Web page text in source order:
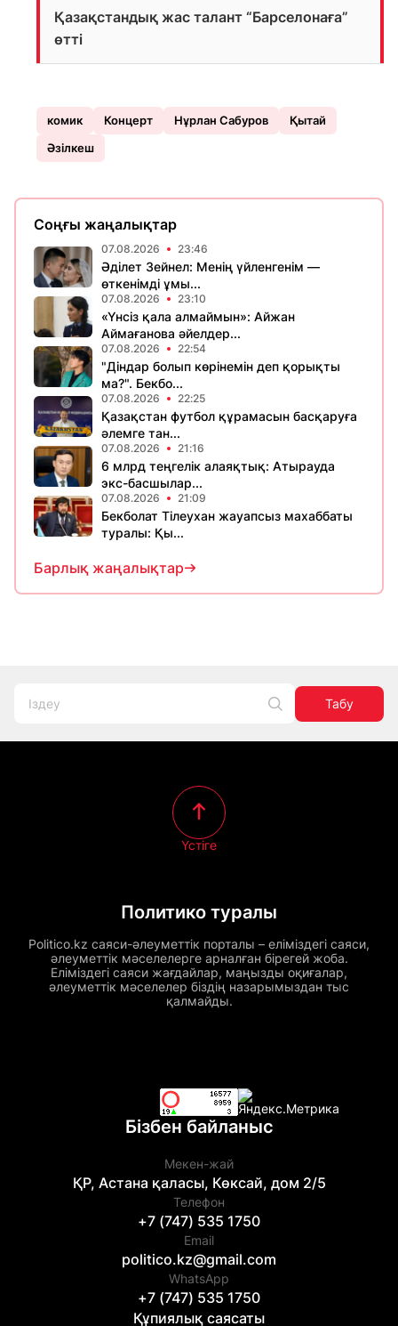
Қазақстандық жас талант “Барселонаға”
өтті
комик Концерт Нұрлан Сабуров
Қытай
Әзілкеш
Соңғы жаңалықтар
07.08.2026 23:46
Әділет Зейнел: Менің үйленгенім —
өткенімді ұмы...
07.08.2026 23:10
«Үнсіз қала алмаймын»: Айжан
Аймағанова әйелдер...
07.08.2026 22:54
"Діндар болып көрінемін деп қорықты
ма?". Бекбо...
07.08.2026 22:25
Қазақстан футбол құрамасын басқаруға
әлемге тан...
07.08.2026 21:16
6 млрд теңгелік алаяқтық: Атырауда
экс-басшылар...
07.08.2026 21:09
Бекболат Тілеухан жауапсыз махаббаты
туралы: Қы...
Барлық жаңалықтар
Табу
Политико туралы
Politico.kz саяси-әлеуметтік порталы – еліміздегі саяси,
әлеуметтік мәселелерге арналған бірегей жоба.
Еліміздегі саяси жағдайлар, маңызды оқиғалар,
әлеуметтік мәселелер біздің назарымыздан тыс
қалмайды.
Үстіге
Бізбен байланыс
Мекен-жай
ҚР, Астана қаласы, Көксай, дом 2/5
Телефон
+7 (747) 535 1750
Email
politico.kz@gmail.com
WhatsApp
+7 (747) 535 1750
Құпиялық саясаты